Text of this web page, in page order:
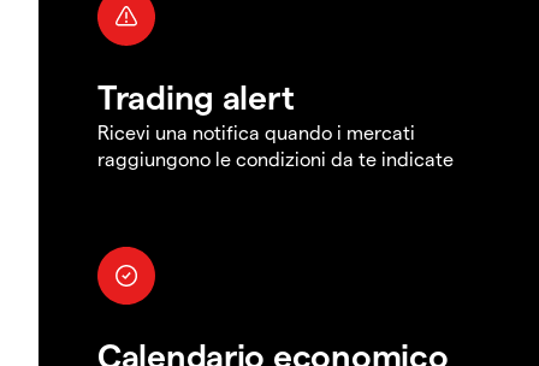
Trading alert
Ricevi una notifica quando i mercati
raggiungono le condizioni da te indicate
Calendario economico